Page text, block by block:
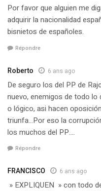
Por favor que alguien me
adquirir la nacionalidad
bisnietos de españoles.
Répondre
Roberto 6 ans ago
De seguro los del PP de
nuevo, enemigos de todo lo
o lógico, asi hacen
triunfa…Por eso la
los muchos del PP….
Répondre
FRANCISCO 6 ans ago
» EXPLIQUEN » con todo